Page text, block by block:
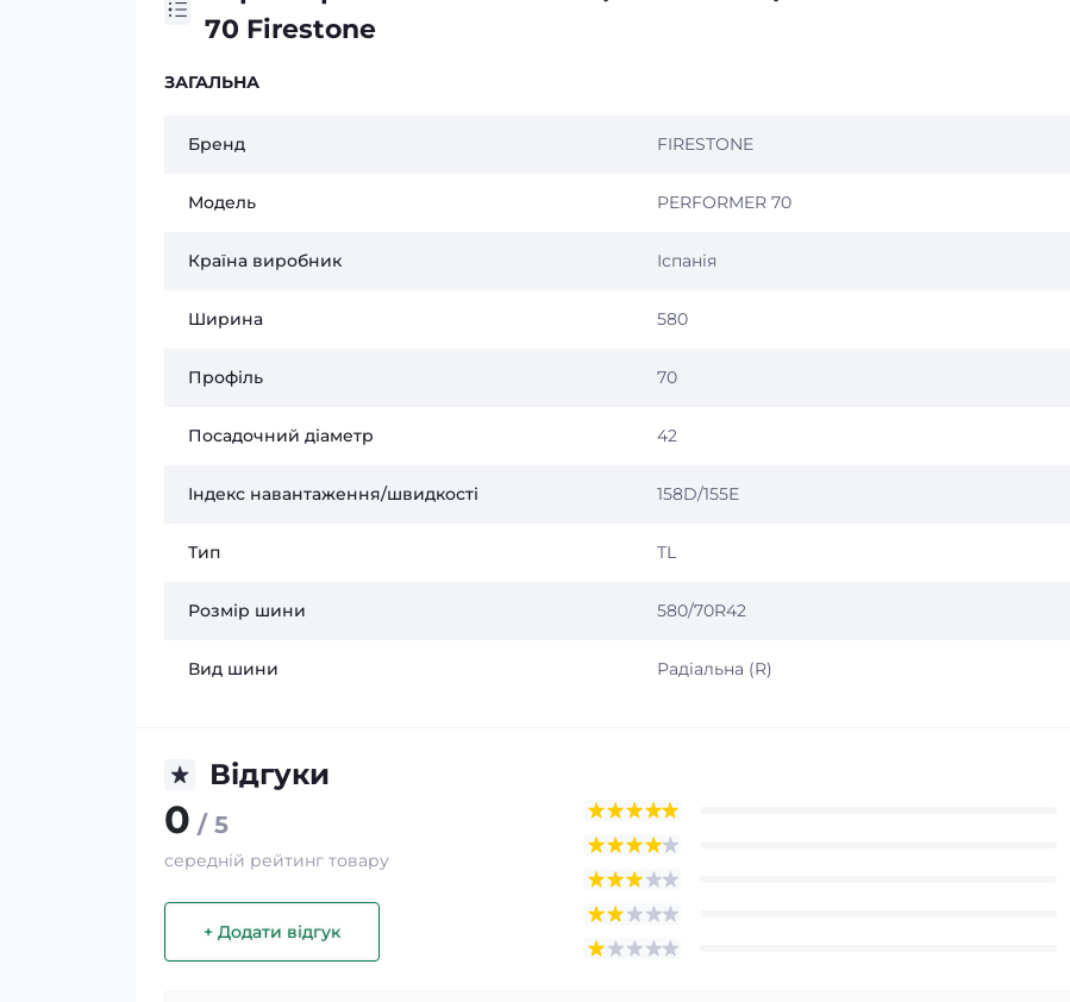
70 Firestone
ЗАГАЛЬНА
Бренд FIRESTONE
Модель PERFORMER 70
Країна виробник Іспанія
Ширина 580
Профіль 70
Посадочний діаметр 42
Індекс навантаження/швидкості 158D/155E
Тип TL
Розмір шини 580/70R42
Вид шини Радіальна (R)
Відгуки
0 / 5
середній рейтинг товару
+ Додати відгук